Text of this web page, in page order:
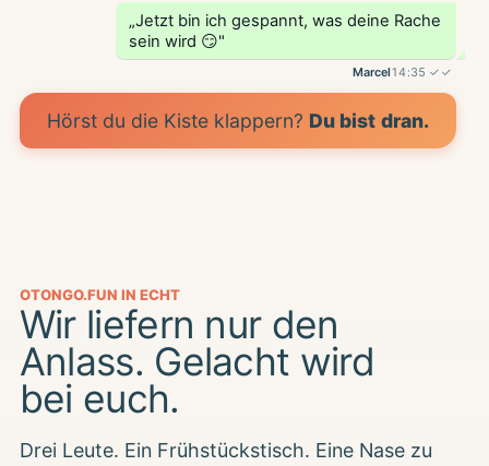
„Jetzt bin ich gespannt, was deine Rache
sein wird 😏"
Marcel14:35 ✓✓
Hörst du die Kiste klappern? Du bist dran.
OTONGO.FUN IN ECHT
Wir liefern nur den
Anlass. Gelacht wird
bei euch.
Drei Leute. Ein Frühstückstisch. Eine Nase zu